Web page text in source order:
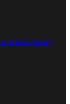
техосмотром?